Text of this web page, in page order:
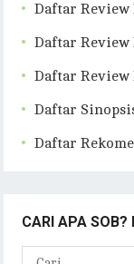
Daftar Review
Daftar Review
Daftar Review
Daftar
Daftar
CARI APA SOB?
Cari